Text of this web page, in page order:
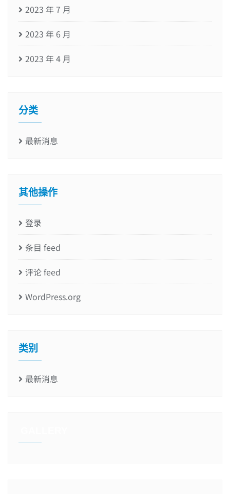
2023 年 7 月
2023 年 6 月
2023 年 4 月
分类
最新消息
其他操作
登录
条目 feed
评论 feed
WordPress.org
类别
最新消息